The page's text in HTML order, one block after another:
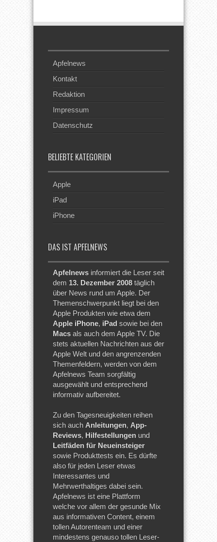
Apfelnews
Kontakt
Redaktion
Impressum
Datenschutz
BELIEBTE KATEGORIEN
Apple
iPad
iPhone
DAS IST APFELNEWS
Apfelnews informiert die Leser seit
dem 13. Dezember 2008 täglich
über News rund um Apple. Der
Themenschwerpunkt liegt bei den
Apple Produkten wie etwa dem
Apple iPhone, iPad sowie bei den
Macs als auch dem Apple TV. Die
stets aktuellen Nachrichten aus der
Apple Welt und den angrenzenden
Themenfeldern, werden von dem
Apfelnews Team sorgfältig
ausgewählt und entsprechend
informativ aufbereitet.
Zu den Tagesneuigkeiten reihen
sich auch Anleitungen, App-
Reviews, Hilfestellungen und
Leitfäden für Neueinsteiger
sowie Produkttests ein. Es dürfte
also für jeden Leser etwas
Interessantes und
Mehrwerthaltiges dabei sein.
Apfelnews ist eine Plattform
welche vor allem der gesunde Mix
aus informativen Content, einem
tollen Autorenteam und einer
mindestens genauso tollen Leser-